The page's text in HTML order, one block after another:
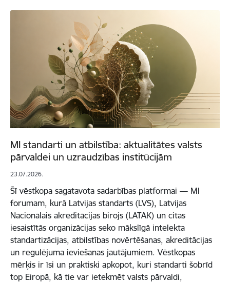
MI standarti un atbilstība: aktualitātes valsts
pārvaldei un uzraudzības institūcijām
23.07.2026.
Šī vēstkopa sagatavota sadarbības platformai — MI
forumam, kurā Latvijas standarts (LVS), Latvijas
Nacionālais akreditācijas birojs (LATAK) un citas
iesaistītās organizācijas seko mākslīgā intelekta
standartizācijas, atbilstības novērtēšanas, akreditācijas
un regulējuma ieviešanas jautājumiem. Vēstkopas
mērķis ir īsi un praktiski apkopot, kuri standarti šobrīd
top Eiropā, kā tie var ietekmēt valsts pārvaldi,